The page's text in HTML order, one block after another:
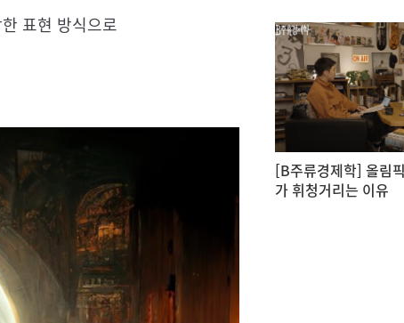
표현 방식으로
[B주류경제학] 올림
가 휘청거리는 이유